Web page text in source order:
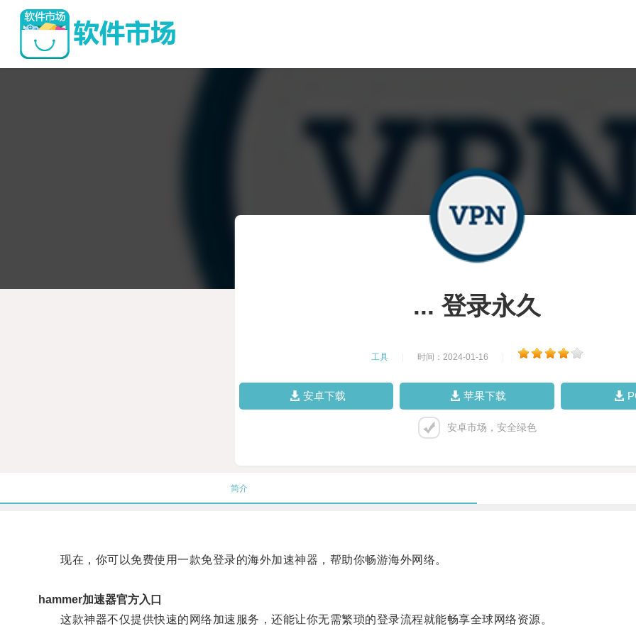
... 登录永久
工具 时间：2024-01-16
安卓下载 苹果下载
安卓市场，安全绿色
简介
现在，你可以免费使用一款免登录的海外加速神器，帮助你畅游海外网络。
hammer加速器官方入口
这款神器不仅提供快速的网络加速服务，还能让你无需繁琐的登录流程就能畅享全球网络资源。